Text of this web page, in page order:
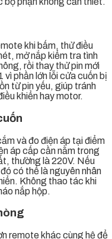
khi bấm, thử điều
mở nắp kiểm tra tình
rồi thay thử pin mới
phần lớn lỗi cửa cuốn bị
từ pin yếu, giúp tránh
khiển hay motor.
và đo điện áp tại điểm
áp cấp cần nằm trong
thường là 220V. Nếu
có thể là nguyên nhân
Không thao tác khi
nắp hộp.
remote khác cùng hệ để